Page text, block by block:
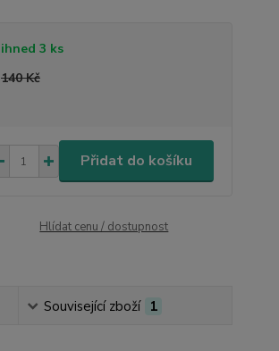
ihned 3 ks
140 Kč
Přidat do košíku
Hlídat cenu / dostupnost
Související zboží 1